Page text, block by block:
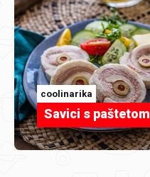
coolinarika
Savici s paštetom